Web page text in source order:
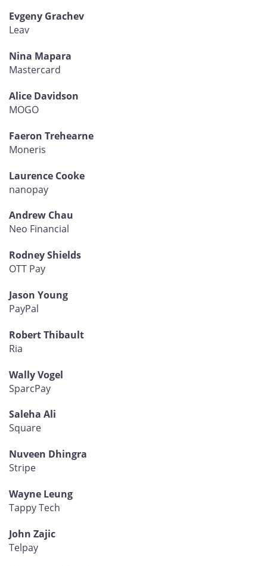
Evgeny Grachev
Leav
Nina Mapara
Mastercard
Alice Davidson
MOGO
Faeron Trehearne
Moneris
Laurence Cooke
nanopay
Andrew Chau
Neo Financial
Rodney Shields
OTT Pay
Jason Young
PayPal
Robert Thibault
Ria
Wally Vogel
SparcPay
Saleha Ali
Square
Nuveen Dhingra
Stripe
Wayne Leung
Tappy Tech
John Zajic
Telpay